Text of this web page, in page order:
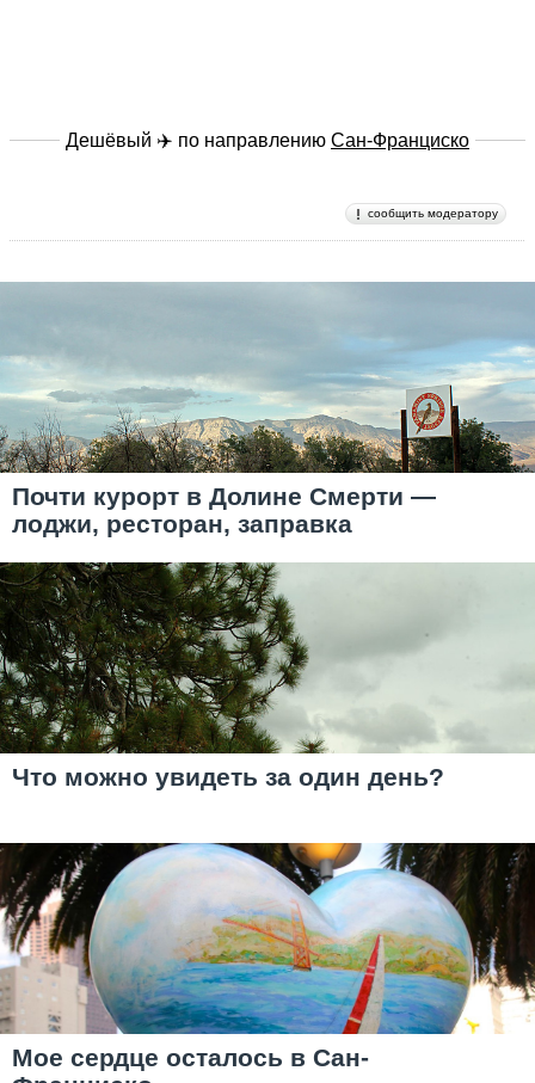
Дешёвый ✈️ по направлению Сан-Франциско
сообщить модератору
Почти курорт в Долине Смерти —
лоджи, ресторан, заправка
Что можно увидеть за один день?
Мое сердце осталось в Сан-